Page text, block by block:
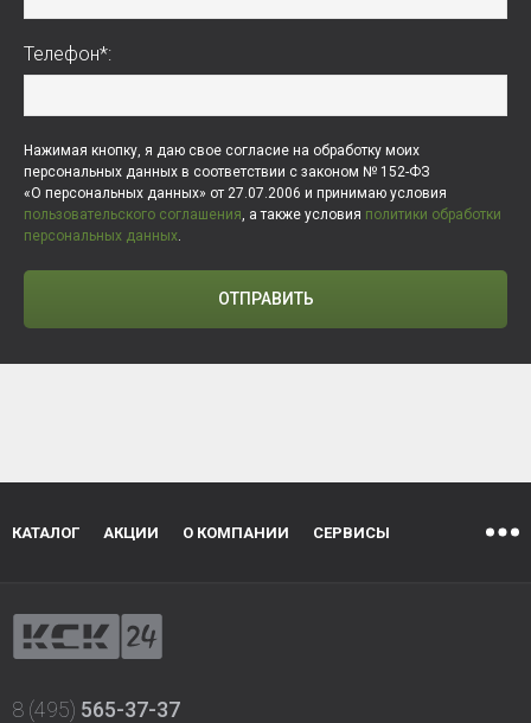
Телефон*:
Нажимая кнопку, я даю свое согласие на обработку моих
персональных данных в соответствии с законом № 152-ФЗ
«О персональных данных» от 27.07.2006 и принимаю условия
пользовательского соглашения , а также условия политики обработки
персональных данных
ОТПРАВИТЬ
КАТАЛОГ АКЦИИ О КОМПАНИИ СЕРВИСЫ
8 (495) 565-37-37